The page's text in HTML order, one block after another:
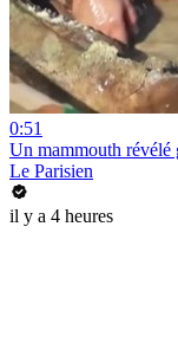
0:51
Un mammouth révélé
Le Parisien
il y a 4 heures